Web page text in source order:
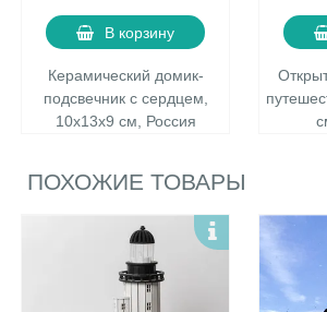
В корзину
Керамический домик-
подсвечник с сердцем,
10х13х9 см, Россия
ПОХОЖИЕ ТОВАРЫ